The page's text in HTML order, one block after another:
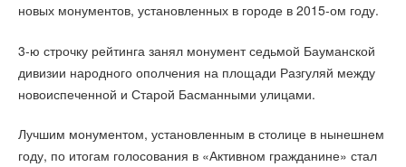
новых монументов, установленных в городе в 2015-ом году.
3-ю строчку рейтинга занял монумент седьмой Бауманской
дивизии народного ополчения на площади Разгуляй между
новоиспеченной и Старой Басманными улицами.
Лучшим монументом, установленным в столице в нынешнем
году, по итогам голосования в «Активном гражданине» стал